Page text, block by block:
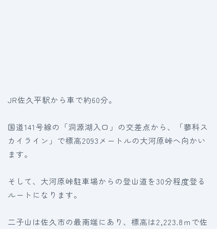
JR佐久平駅から車で約60分。
国道141号線の「洞源湖入口」の交差点から、「蓼科ス
カイライン」で標高2093メートルの大河原峠へ向かい
ます。
そして、大河原峠駐車場からの登山道を30分程度登る
ルートになります。
二子山は佐久市の最南端にあり、標高は2,223.8ｍで佐